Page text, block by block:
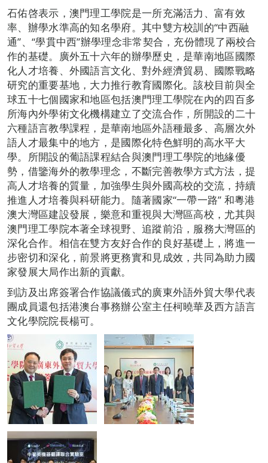
石佑啓表示，澳門理工學院是一所充滿活力、富有效
率、辦學水準高的知名學府。其中雙方校訓的“中西融
通”、“學貫中西”辦學理念非常契合，充份體現了兩校合
作的基礎。廣外五十六年的辦學歷史，是華南地區國際
化人才培養、外國語言文化、對外經濟貿易、國際戰略
研究的重要基地，大力推行教育國際化。該校目前與全
球五十七個國家和地區包括澳門理工學院在內的四百多
所海內外學術文化機構建立了交流合作，所開設的二十
六種語言教學課程，是華南地區外語種最多、高層次外
語人才最集中的地方，是國際化特色鮮明的高水平大
學。所開設的葡語課程結合與澳門理工學院的地緣優
勢，借鑒海外的教學理念，不斷完善教學方式方法，提
高人才培養的質量，加強學生與外國高校的交流，持續
推進人才培養與科研能力。隨著國家“一帶一路” 和粵港
澳大灣區建設發展，樂意和重視與大灣區高校，尤其與
澳門理工學院本著全球視野、追蹤前沿，服務大灣區的
深化合作。相信在雙方友好合作的良好基礎上，將進一
步密切和深化，前景將更務實和見成效，共同為助力國
家發展大局作出新的貢獻。
到訪及出席簽署合作協議儀式的廣東外語外貿大學代表
團成員還包括港澳台事務辦公室主任柯曉華及西方語言
文化學院院長楊可。